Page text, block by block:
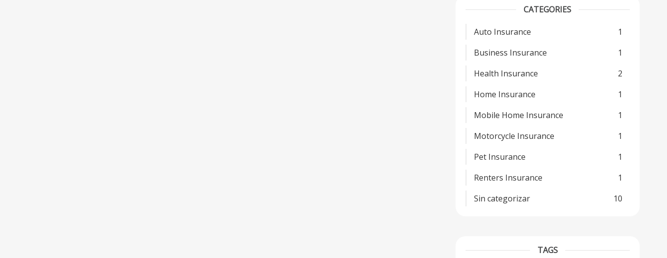
CATEGORIES
Auto Insurance
1
Business Insurance
1
Health Insurance
2
Home Insurance
1
Mobile Home Insurance
1
Motorcycle Insurance
1
Pet Insurance
1
Renters Insurance
1
Sin categorizar
10
TAGS